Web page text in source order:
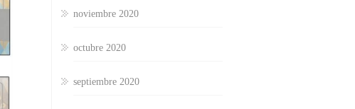
noviembre 2020
octubre 2020
septiembre 2020